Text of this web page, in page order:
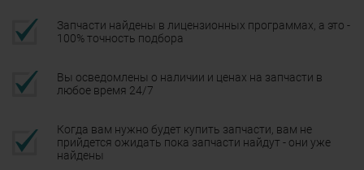
Запчасти найдены в лицензионных программах, а это -
100% точность подбора
Вы осведомлены о наличии и ценах на запчасти в
любое время 24/7
Когда вам нужно будет купить запчасти, вам не
прийдется ожидать пока запчасти найдут - они уже
найдены